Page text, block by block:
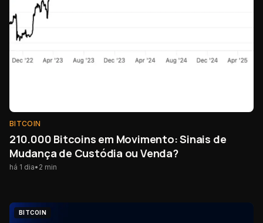
BITCOIN
210.000 Bitcoins em Movimento: Sinais de
Mudança de Custódia ou Venda?
há 1 dia• 2 min
BITCOIN